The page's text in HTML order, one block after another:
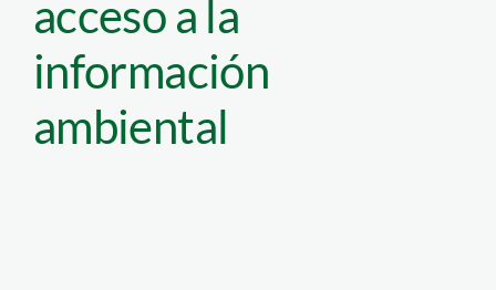
acceso a la
información
ambiental